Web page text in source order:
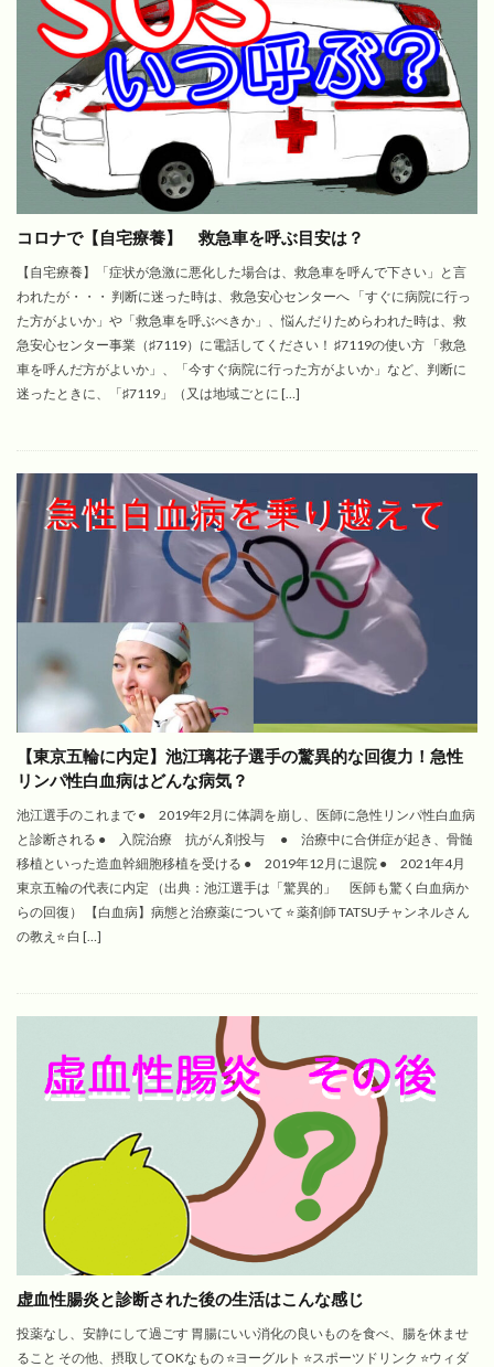
コロナで【自宅療養】 救急車を呼ぶ目安は？
【自宅療養】「症状が急激に悪化した場合は、救急車を呼んで下さい」と言
われたが・・・ 判断に迷った時は、救急安心センターへ 「すぐに病院に行っ
た方がよいか」や「救急車を呼ぶべきか」、悩んだりためらわれた時は、救
急安心センター事業（♯7119）に電話してください！ ♯7119の使い方 「救急
車を呼んだ方がよいか」、「今すぐ病院に行った方がよいか」など、判断に
迷ったときに、「♯7119」（又は地域ごとに […]
【東京五輪に内定】池江璃花子選手の驚異的な回復力！急性
リンパ性白血病はどんな病気？
池江選手のこれまで ● 2019年2月に体調を崩し、医師に急性リンパ性白血病
と診断される ● 入院治療 抗がん剤投与 ● 治療中に合併症が起き、骨髄
移植といった造血幹細胞移植を受ける ● 2019年12月に退院 ● 2021年4月
東京五輪の代表に内定 （出典：池江選手は「驚異的」 医師も驚く白血病か
らの回復） 【白血病】病態と治療薬について ⭐️ 薬剤師 TATSUチャンネルさん
の教え⭐️ 白 […]
虚血性腸炎と診断された後の生活はこんな感じ
投薬なし、安静にして過ごす 胃腸にいい消化の良いものを食べ、腸を休ませ
ること その他、摂取してOKなもの ⭐️ヨーグルト ⭐️スポーツドリンク ⭐️ウィダ